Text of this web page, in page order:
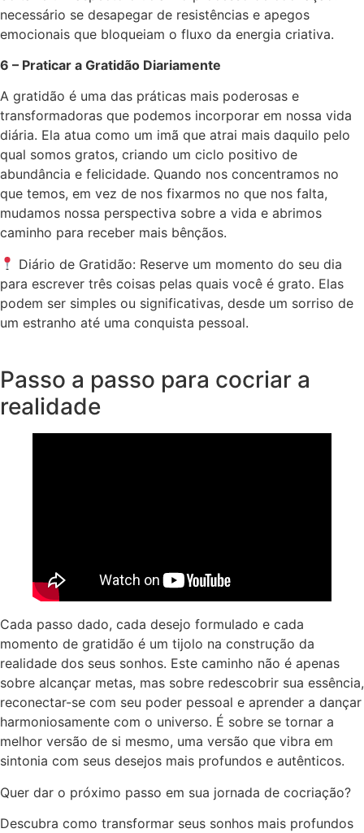
necessário se desapegar de resistências e apegos
emocionais que bloqueiam o fluxo da energia criativa.
6 – Praticar a Gratidão Diariamente
A gratidão é uma das práticas mais poderosas e
transformadoras que podemos incorporar em nossa vida
diária. Ela atua como um imã que atrai mais daquilo pelo
qual somos gratos, criando um ciclo positivo de
abundância e felicidade. Quando nos concentramos no
que temos, em vez de nos fixarmos no que nos falta,
mudamos nossa perspectiva sobre a vida e abrimos
caminho para receber mais bênçãos.
Diário de Gratidão: Reserve um momento do seu dia
para escrever três coisas pelas quais você é grato. Elas
podem ser simples ou significativas, desde um sorriso de
um estranho até uma conquista pessoal.
Passo a passo para cocriar a
realidade
Cada passo dado, cada desejo formulado e cada
momento de gratidão é um tijolo na construção da
realidade dos seus sonhos. Este caminho não é apenas
sobre alcançar metas, mas sobre redescobrir sua essência,
reconectar-se com seu poder pessoal e aprender a dançar
harmoniosamente com o universo. É sobre se tornar a
melhor versão de si mesmo, uma versão que vibra em
sintonia com seus desejos mais profundos e autênticos.
Quer dar o próximo passo em sua jornada de cocriação?
Descubra como transformar seus sonhos mais profundos